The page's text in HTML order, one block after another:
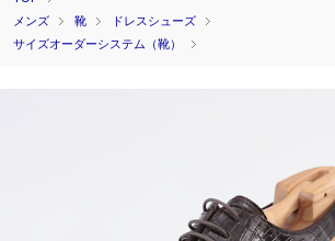
メンズ
靴
ドレスシューズ
サイズオーダーシステム（靴）